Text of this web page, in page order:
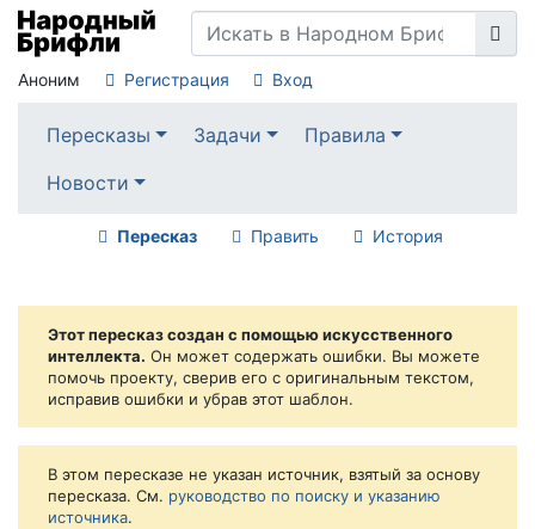
Аноним Регистрация Вход
Пересказы Задачи
Правила
Новости
Пересказ Править История
Этот пересказ создан с помощью искусственного
интеллекта. Он может содержать ошибки. Вы можете
помочь проекту, сверив его с оригинальным текстом,
исправив ошибки и убрав этот шаблон.
В этом пересказе не указан источник, взятый за основу
пересказа. См. руководство по поиску и указанию
источника.